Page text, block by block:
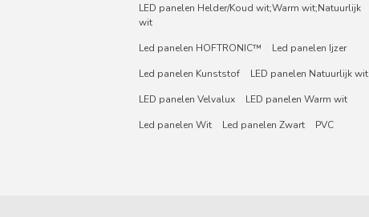
LED panelen Helder/Koud wit;Warm wit;Natuurlijk
wit
Led panelen HOFTRONIC™
Led panelen Ijzer
Led panelen Kunststof
LED panelen Natuurlijk wit
LED panelen Velvalux
LED panelen Warm wit
Led panelen Wit
Led panelen Zwart PVC